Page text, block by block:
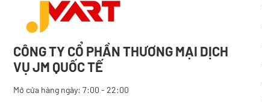
CÔNG TY CỔ PHẦN THƯƠNG MẠI DỊCH
VỤ JM QUỐC TẾ
Mở cửa hàng ngày: 7:00 - 22:00